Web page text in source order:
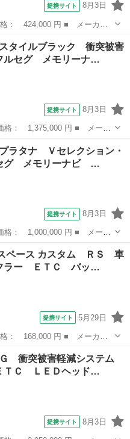
提携サイト 8月3日
ペース ■ グレード名： カ
車 スマートキー ＨＩＤ
スタイルブラック 衝突被害
ルセグ メモリーナ…
提携サイト 8月3日
グレード名： Ｓスタイル
セグ メモリーナビ ＤＶＤ
ラタナ Ｖセレクション・
グ メモリーナビ …
提携サイト 8月3日
■ グレード名： プラタ
グ メモリーナビ ＤＶＤ再
スペース カスタム ＲＳ 車
ー ＥＴＣ バッ…
提携サイト 5月29日
ペース ■ グレード名： カ
ＥＴＣ バックカメラ ナ
Ｇ 衝突被害軽減システム
ＴＣ ＬＥＤヘッド…
提携サイト 8月3日